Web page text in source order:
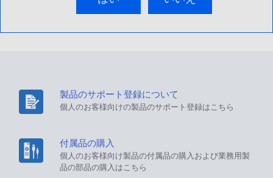
製品のサポート登録について
個人のお客様向けの製品のサポート登録はこちら
付属品の購入
個人のお客様向け製品の付属品の購入および業務用製
品の部品の購入はこちら